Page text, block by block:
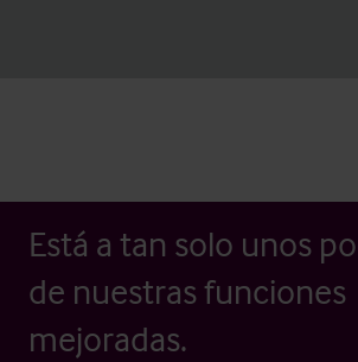
Está a tan solo unos
de nuestras funciones
mejoradas.